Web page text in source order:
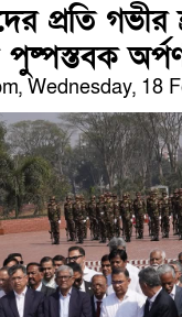
প্রতি গভীর
পুষ্পস্তবক
Wednesday, 18